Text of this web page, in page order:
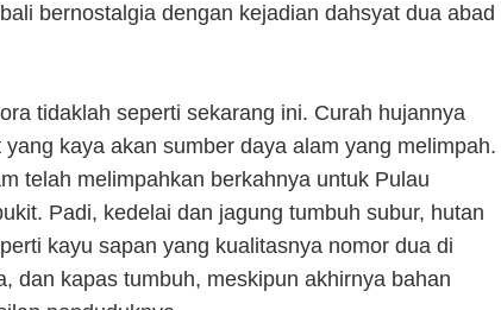
bernostalgia dengan kejadian dahsyat dua abad
tidaklah seperti sekarang ini. Curah hujannya
kaya akan sumber daya alam yang melimpah.
telah melimpahkan berkahnya untuk Pulau
Padi, kedelai dan jagung tumbuh subur, hutan
kayu sapan yang kualitasnya nomor dua di
dan kapas tumbuh, meskipun akhirnya bahan